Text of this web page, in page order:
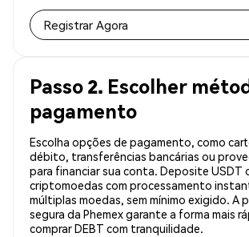
Registrar Agora
Passo 2. Escolher
pagamento
Escolha opções de pagamento, como
débito, transferências bancárias ou
para financiar sua conta. Deposite USDT
criptomoedas com processamento
múltiplas moedas, sem mínimo exigido. A
segura da Phemex garante a forma mais
comprar DEBT com tranquilidade.